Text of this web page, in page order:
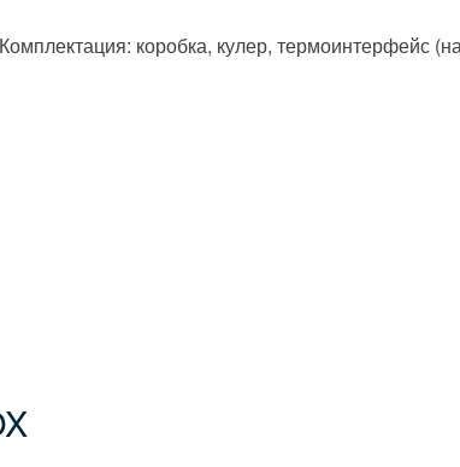
Комплектация: коробка, кулер, термоинтерфейс